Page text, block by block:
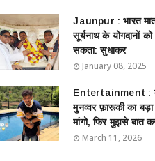
Jaunpur : ​भारत
सूर्यनाथ के योगदानों
सकता: सुधाकर
January 08, 2025
Entertainment :
मुनव्वर फ़ारूकी का
मांगो, फिर मुझसे बात
March 11, 2026